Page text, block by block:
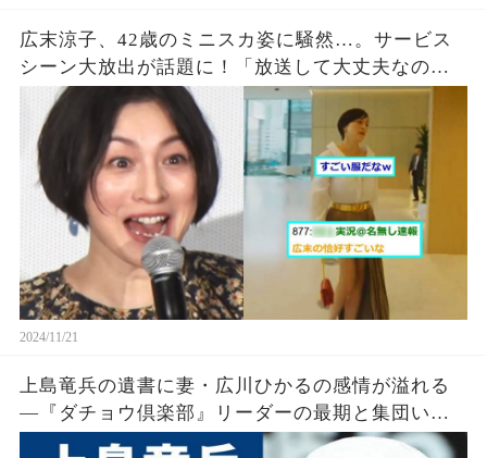
広末涼子、42歳のミニスカ姿に騒然…。サービス
シーン大放出が話題に！「放送して大丈夫なの
か？」「自信有るっすね」
2024/11/21
上島竜兵の遺書に妻・広川ひかるの感情が溢れる
―『ダチョウ倶楽部』リーダーの最期と集団いじ
めの真実に衝撃